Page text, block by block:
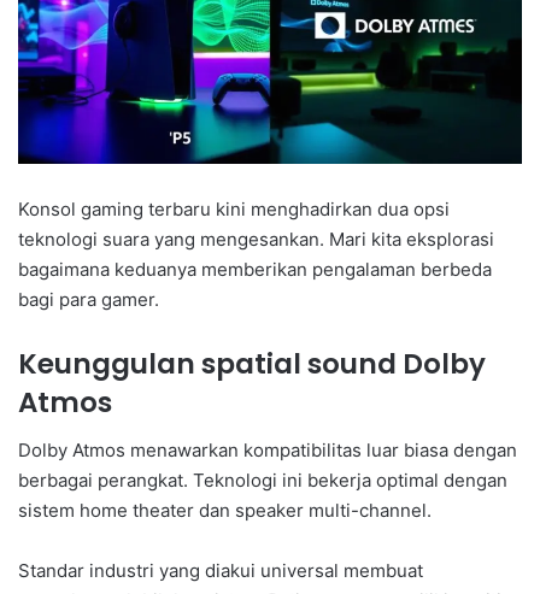
Konsol gaming terbaru kini menghadirkan dua opsi
teknologi suara yang mengesankan. Mari kita eksplorasi
bagaimana keduanya memberikan pengalaman berbeda
bagi para gamer.
Keunggulan spatial sound Dolby
Atmos
Dolby Atmos menawarkan kompatibilitas luar biasa dengan
berbagai perangkat. Teknologi ini bekerja optimal dengan
sistem home theater dan speaker multi-channel.
Standar industri yang diakui universal membuat